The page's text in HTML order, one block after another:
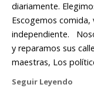
diariamente.
Escogemos comida,
independiente.
y reparamos sus
maestras, Los
Seguir Leyendo